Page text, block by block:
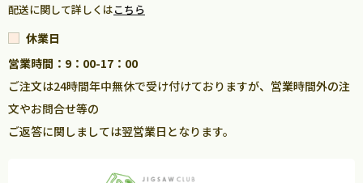
配送に関して詳しくはこちら
休業日
営業時間：9：00-17：00
ご注文は24時間年中無休で受け付けておりますが、営業時間外の注
文やお問合せ等の
ご返答に関しましては翌営業日となります。